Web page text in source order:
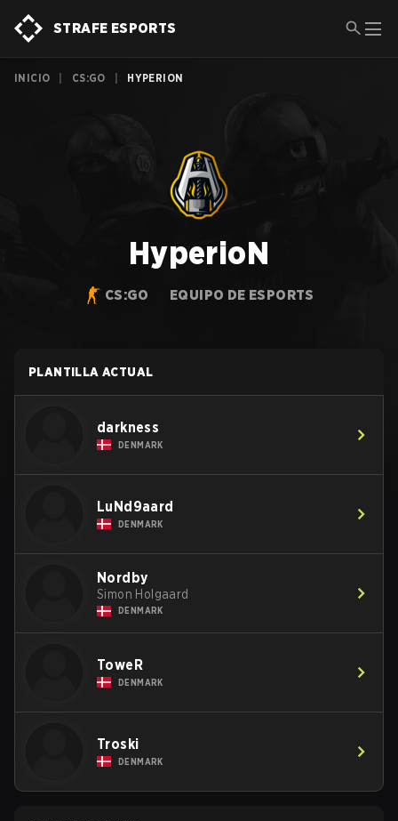
STRAFE ESPORTS
INICIO CS:GO HYPERION
HyperioN
CS:GO EQUIPO DE ESPORTS
PLANTILLA ACTUAL
darkness
DENMARK
LuNd9aard
DENMARK
Nordby
Simon Holgaard
DENMARK
ToweR
DENMARK
Troski
DENMARK